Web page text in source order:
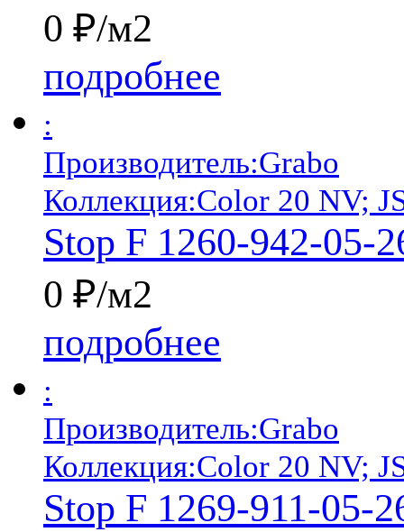
0 ₽/м2
подробнее
:
Производитель:Grabo
Коллекция:Color 20 NV;
Stop F 1260-942-05-
0 ₽/м2
подробнее
:
Производитель:Grabo
Коллекция:Color 20 NV;
Stop F 1269-911-05-